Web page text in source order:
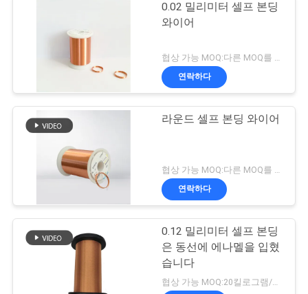
0.02 밀리미터 셀프 본딩
와이어
협상 가능 MOQ:다른 MOQ를 가진 다른 유형
연락하다
라운드 셀프 본딩 와이어
연락하다
0.12 밀리미터 셀프 본딩
은 동선에 에나멜을 입혔
습니다